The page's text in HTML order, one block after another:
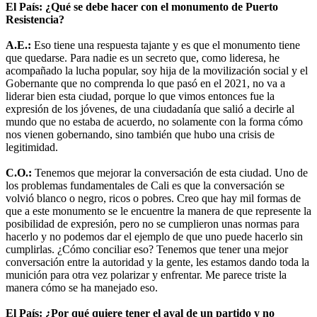
El País: ¿Qué se debe hacer con el monumento de Puerto
Resistencia?
A.E.: Eso tiene una respuesta tajante y es que el monumento tiene
que quedarse. Para nadie es un secreto que, como lideresa, he
acompañado la lucha popular, soy hija de la movilización social y el
Gobernante que no comprenda lo que pasó en el 2021, no va a
liderar bien esta ciudad, porque lo que vimos entonces fue la
expresión de los jóvenes, de una ciudadanía que salió a decirle al
mundo que no estaba de acuerdo, no solamente con la forma cómo
nos vienen gobernando, sino también que hubo una crisis de
legitimidad.
C.O.: Tenemos que mejorar la conversación de esta ciudad. Uno de
los problemas fundamentales de Cali es que la conversación se
volvió blanco o negro, ricos o pobres. Creo que hay mil formas de
que a este monumento se le encuentre la manera de que represente la
posibilidad de expresión, pero no se cumplieron unas normas para
hacerlo y no podemos dar el ejemplo de que uno puede hacerlo sin
cumplirlas. ¿Cómo conciliar eso? Tenemos que tener una mejor
conversación entre la autoridad y la gente, les estamos dando toda la
munición para otra vez polarizar y enfrentar. Me parece triste la
manera cómo se ha manejado eso.
El País: ¿Por qué quiere tener el aval de un partido y no